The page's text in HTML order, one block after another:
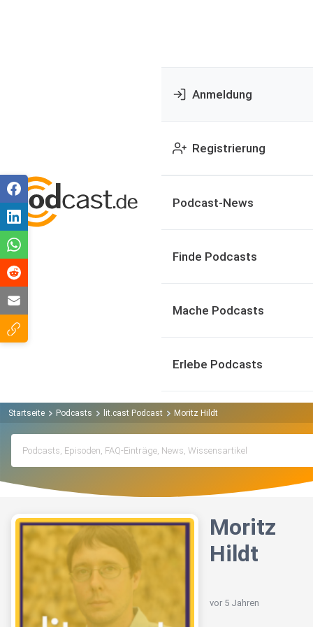
Anmeldung
Registrierung
Podcast-News
Finde Podcasts
Mache Podcasts
Erlebe Podcasts
Startseite Podcasts lit.cast Podcast Moritz Hildt
Moritz
Hildt
vor 5 Jahren